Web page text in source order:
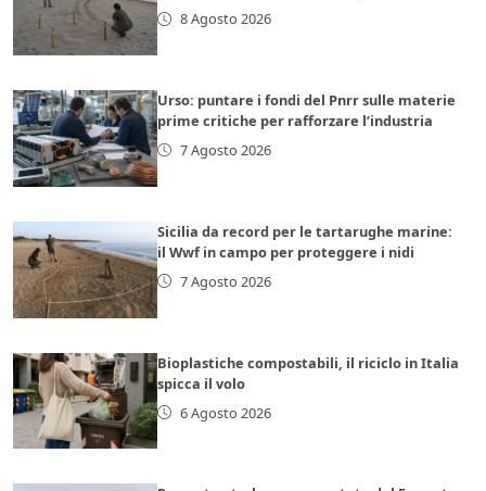
8 Agosto 2026
Urso: puntare i fondi del Pnrr sulle materie
prime critiche per rafforzare l’industria
7 Agosto 2026
Sicilia da record per le tartarughe marine:
il Wwf in campo per proteggere i nidi
7 Agosto 2026
Bioplastiche compostabili, il riciclo in Italia
spicca il volo
6 Agosto 2026